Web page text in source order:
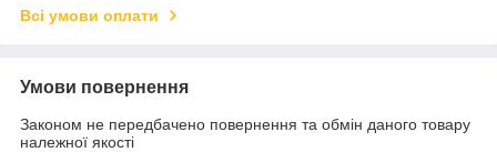
Всі умови оплати
Умови повернення
Законом не передбачено повернення та обмін даного товару
належної якості